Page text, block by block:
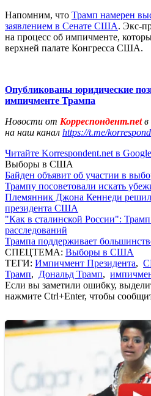
Напомним, что Трамп намерен
заявлением в Сенате США. Экс-
на процесс об импичменте,
верхней палате Конгресса США.
Опубликованы юридические
импичменте Трампа
Новости от Корреспондент.netв
на наш канал https://t.me/
Читайте Korrespondent.net в
Выборы в США
Байден объявит об участии в
Трампу посоветовали искать
Племянник Джона Кеннеди решил
президента США
"Как в сталинской России":
расследований
Трампа поддерживает
СПЕЦТЕМА: Выборы в США
ТЕГИ: Импичмент Президента,
Трамп, Дональд Трамп,
Если вы заметили ошибку,
нажмите Ctrl+Enter, чтобы